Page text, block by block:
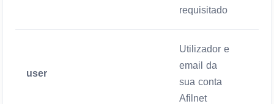
requisitado
user
Utilizador e
email da
sua conta
Afilnet